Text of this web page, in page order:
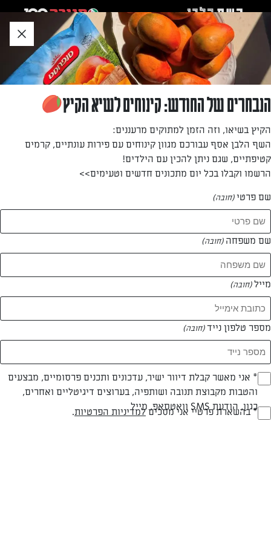
לאזור
תוכן
תחתון
חזרה לעמוד הבית
דוריס נעים
—
המתכונים של
0 מתכונים
המאמרים של דוריס נעים
הנבחרים של החודש: קינוחים לשיא הקיץ
הקיץ בשיאו, וזה הזמן למתוקים מרעננים:
השף הלבן אסף עבורכם מגוון קינוחים עם פירות עונתיים, קרמים
קטיפתיים, שגם ניתן להכין עם הילדים!
הרשמו וקבלו בכל יום מתכונים חדשים וטעימים>>
שם פרטי(חובה)
שם משפחה (חובה)
מייל(חובה)
מספר טלפון נייד(חובה)
Opt_In
(חובה)
* אני מאשר קבלת דיוור ישיר, עדכונים ותכנים פרסומיים, מבצעים
והטבות מקבוצת תנובה ושותפיה, בערוצים דיגיטליים ואחרים,
כגון, הודעת SMS וואטסאפ, מייל
RegulationsApproved
* בהשארת פרטיי אני מסכיםלמדיניות הפרטיות.